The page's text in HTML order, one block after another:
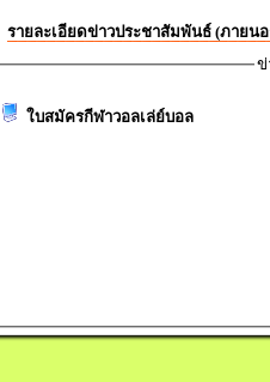
รายละเอียดข่าวประชาสัมพันธ์ (ภายน
ข่
ใบสมัครกีฬาวอลเล่ย์บอล